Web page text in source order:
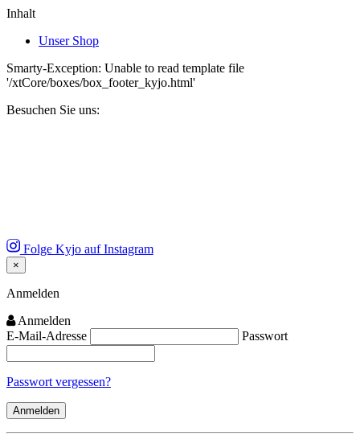
Inhalt
Unser Shop
Smarty-Exception: Unable to read template file
'/xtCore/boxes/box_footer_kyjo.html'
Besuchen Sie uns:
Folge Kyjo auf Instagram
×
Close
Anmelden
Anmelden
E-Mail-Adresse
Passwort
Passwort vergessen?